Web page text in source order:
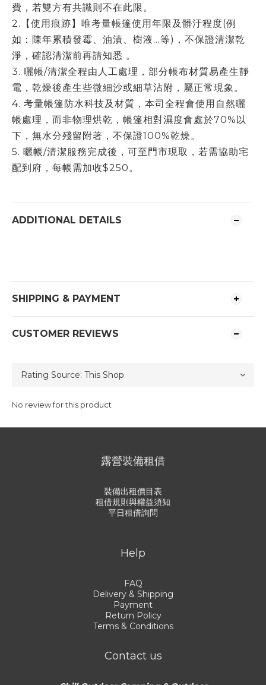
費，若雙方有共識則不在此限。
2.【使用痕跡】唯考量帳篷使用年限及髒汙程度(例
如：陳年累積發霉、油漬、樹液…等)，不保證清潔乾
淨，確認清潔前再請知悉 。
3. 曬帳/清潔全程由人工處理，部分帳布材質易產生靜
電，乾燥後產生些微細沙或細草沾附，屬正常現象。
4. 考量帳篷防水科技及材質，本司全程會使用自然曬
帳處理，而非物理烘乾，帳篷相對濕度會處於70%以
下，無水分殘留附著，不保證100%乾燥。
5. 曬帳/清潔服務完成後，可至門市現取，若需協助宅
配到府，每帳需加收$250。
ADDITIONAL DETAILS
SHIPPING & PAYMENT
CUSTOMER REVIEWS
No review for this product
露營裝備租借
裝備出租價目表
租借規則與權益須知
平日租借詢問
Help
FAQ
Delivery & Shipping
Payment
Return Policy
Terms & Conditions
Contact us